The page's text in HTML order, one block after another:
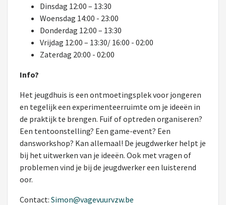
Dinsdag 12:00 – 13:30
Woensdag 14:00 - 23:00
Donderdag 12:00 – 13:30
Vrijdag 12:00 – 13:30/ 16:00 - 02:00
Zaterdag 20:00 - 02:00
Info?
Het jeugdhuis is een ontmoetingsplek voor jongeren
en tegelijk een experimenteerruimte om je ideeën in
de praktijk te brengen. Fuif of optreden organiseren?
Een tentoonstelling? Een game-event? Een
dansworkshop? Kan allemaal! De jeugdwerker helpt je
bij het uitwerken van je ideeën. Ook met vragen of
problemen vind je bij de jeugdwerker een luisterend
oor.
Contact: Simon@vagevuurvzw.be